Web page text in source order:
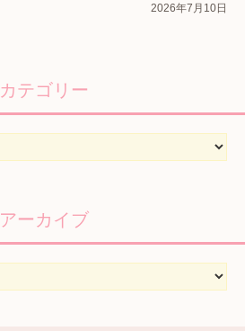
2026年7月10日
カテゴリー
アーカイブ